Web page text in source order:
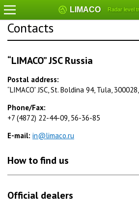
LIMACO Radar level
Contacts
“LIMACO” JSC Russia
Postal address:
“LIMACO” JSC, St. Boldina 94, Tula,
Phone/Fax:
+7 (4872) 22-44-09, 56-36-85
E-mail: in@limaco.ru
How to find us
Official dealers